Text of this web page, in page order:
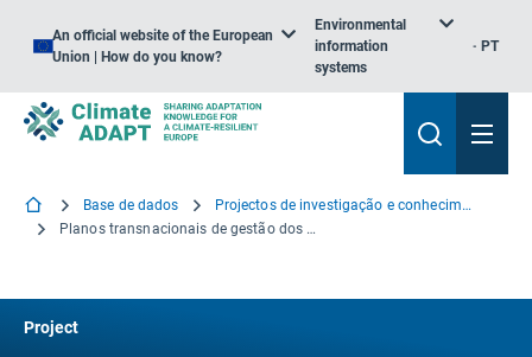
An official website of the European
Union | How do you know?
Environmental
information
systems
PT
Base de dados
Projectos de investigação e conhecimento
Planos transnacionais de gestão dos riscos florestais
Project